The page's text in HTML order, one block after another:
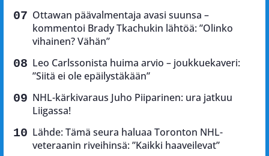
Ottawan päävalmentaja avasi suunsa –
kommentoi Brady Tkachukin lähtöä: ”Olinko
vihainen? Vähän”
Leo Carlssonista huima arvio – joukkuekaveri:
”Siitä ei ole epäilystäkään”
NHL-kärkivaraus Juho Piiparinen: ura jatkuu
Liigassa!
Lähde: Tämä seura haluaa Toronton NHL-
veteraanin riveihinsä: ”Kaikki haaveilevat”